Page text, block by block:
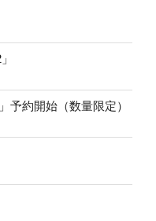
予約開始（数量限定）